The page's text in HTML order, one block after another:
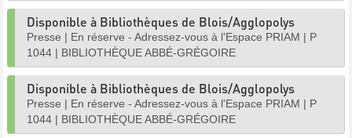
Disponible à Bibliothèques de Blois/Agglopolys
Presse | En réserve - Adressez-vous à l'Espace PRIAM | P
1044 | BIBLIOTHÈQUE ABBÉ-GRÉGOIRE
Disponible à Bibliothèques de Blois/Agglopolys
Presse | En réserve - Adressez-vous à l'Espace PRIAM | P
1044 | BIBLIOTHÈQUE ABBÉ-GRÉGOIRE